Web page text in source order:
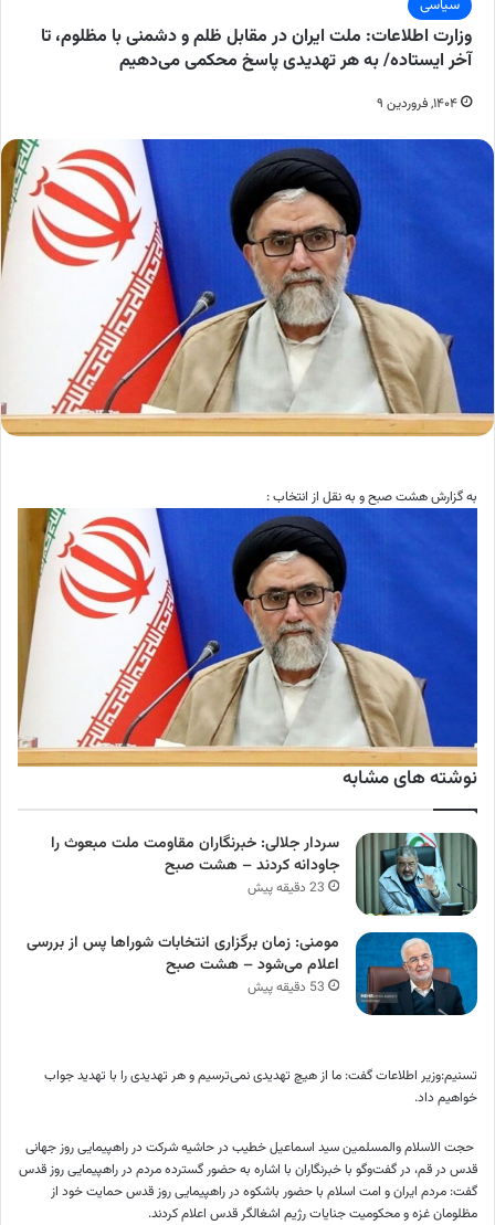
سیاسی
وزارت اطلاعات: ملت ایران در مقابل ظلم و دشمنی با مظلوم، تا
آخر ایستاده/ به هر تهدیدی پاسخ محکمی می‌دهیم
۱۴۰۴, فروردین ۹
به گزارش هشت صبح و به نقل از انتخاب :
نوشته های مشابه
سردار جلالی: خبرنگاران مقاومت ملت مبعوث را
جاودانه کردند – هشت صبح
23 دقیقه پیش
مومنی: زمان برگزاری انتخابات شوراها پس از بررسی
اعلام می‌شود – هشت صبح
53 دقیقه پیش
تسنیم:وزیر اطلاعات گفت: ما از هیچ تهدیدی نمی‌ترسیم و هر تهدیدی را با تهدید جواب
خواهیم داد.
حجت الاسلام والمسلمین سید اسماعیل خطیب در حاشیه شرکت در راهپیمایی روز جهانی
قدس در قم، در گفت‌و‌گو با خبرنگاران با اشاره به حضور گسترده مردم در راهپیمایی روز قدس
گفت: مردم ایران و امت اسلام با حضور باشکوه در راهپیمایی روز قدس حمایت خود از
مظلومان غزه و محکومیت جنایات رژیم اشغالگر قدس اعلام کردند.